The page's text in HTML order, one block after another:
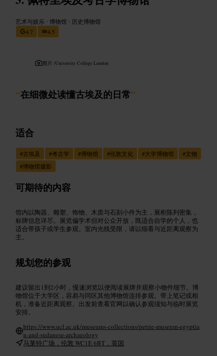
艺术与娱乐 •博物馆 • 历史博物馆
4.7
4.5
图片 /University College London
“在细微处读懂古埃及的日常”
适合
#古埃及 #考古学 #博物馆 #伦敦文化 #大学博物馆 #文物
#博物馆摄影
可期待的内容
馆内以陶器、雕塑、饰物、木质与石刻小件为主，展柜陈列密集，
标牌信息详尽。展览偏学术但对公众开放，既适合自学的个人，也
适合带孩子或学生参观。室内光线受限，请以细看与近距离观察为
主。
规划您的参观
建议留出1到2小时，慢速浏览以便阅读展牌并观察小物件细节。博
物馆位于大学区，容易与同区其他博物馆连排参观。带上笔记或相
机，准备近距离观察。出发前查看官网以确认参观须知与临时展览
安排。
https://www.ucl.ac.uk/museums-collections/petrie-museum-egyptia
n-and-sudanese-archaeology
马莱特广场，伦敦 WC1E 6BT，英国